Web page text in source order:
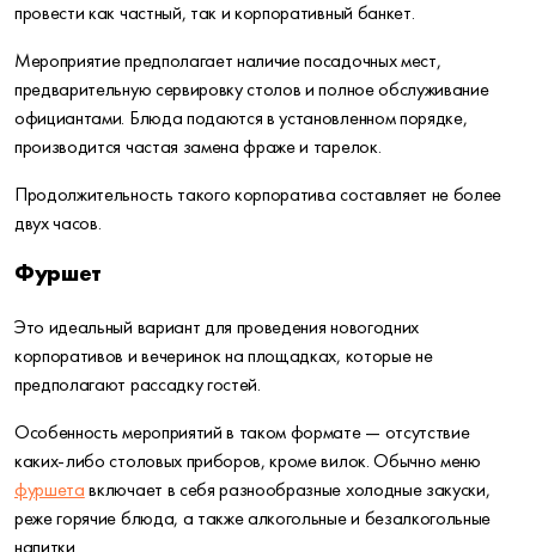
провести как частный, так и корпоративный банкет.
Мероприятие предполагает наличие посадочных мест,
предварительную сервировку столов и полное обслуживание
официантами. Блюда подаются в установленном порядке,
производится частая замена фраже и тарелок.
Продолжительность такого корпоратива составляет не более
двух часов.
Фуршет
Это идеальный вариант для проведения новогодних
корпоративов и вечеринок на площадках, которые не
предполагают рассадку гостей.
Особенность мероприятий в таком формате — отсутствие
каких-либо столовых приборов, кроме вилок. Обычно меню
фуршета включает в себя разнообразные холодные закуски,
реже горячие блюда, а также алкогольные и безалкогольные
напитки.